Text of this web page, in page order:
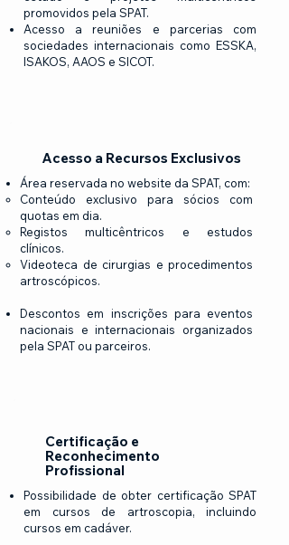
promovidos pela SPAT.
Acesso a reuniões e parcerias com
sociedades internacionais como ESSKA,
ISAKOS, AAOS e SICOT.
Acesso a Recursos Exclusivos
Área reservada no website da SPAT, com:
Conteúdo exclusivo para sócios com
quotas em dia.
Registos multicêntricos e estudos
clínicos.
Videoteca de cirurgias e procedimentos
artroscópicos.
Descontos em inscrições para eventos
nacionais e internacionais organizados
pela SPAT ou parceiros.
Certificação e
Reconhecimento
Profissional
Possibilidade de obter certificação SPAT
em cursos de artroscopia, incluindo
cursos em cadáver.